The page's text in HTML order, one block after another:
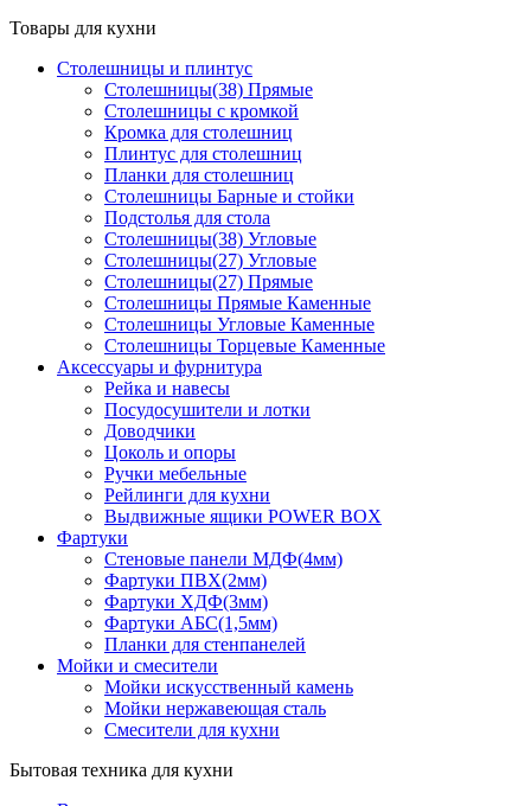
Товары для кухни
Столешницы и плинтус
Столешницы(38) Прямые
Столешницы с кромкой
Кромка для столешниц
Плинтус для столешниц
Планки для столешниц
Столешницы Барные и стойки
Подстолья для стола
Столешницы(38) Угловые
Столешницы(27) Угловые
Столешницы(27) Прямые
Столешницы Прямые Каменные
Столешницы Угловые Каменные
Столешницы Торцевые Каменные
Аксессуары и фурнитура
Рейка и навесы
Посудосушители и лотки
Доводчики
Цоколь и опоры
Ручки мебельные
Рейлинги для кухни
Выдвижные ящики POWER BOX
Фартуки
Стеновые панели МДФ(4мм)
Фартуки ПВХ(2мм)
Фартуки ХДФ(3мм)
Фартуки АБС(1,5мм)
Планки для стенпанелей
Мойки и смесители
Мойки искусственный камень
Мойки нержавеющая сталь
Смесители для кухни
Бытовая техника для кухни